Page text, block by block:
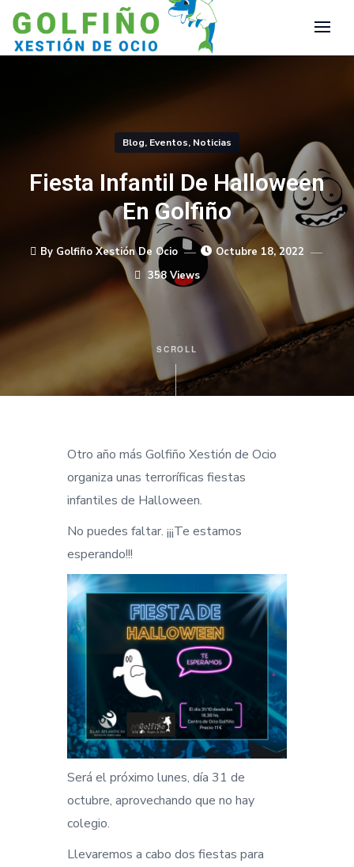
Blog, Eventos, Noticias
Fiesta Infantil De Halloween
En Golfiño
By Golfiño Xestión De Ocio
Octubre 18, 2022
358 Views
SCROLL
Otro año más Golfiño Xestión de Ocio
organiza unas terroríficas fiestas
infantiles de Halloween.
No puedes faltar. ¡¡¡Te estamos
esperando!!!
Será el próximo lunes, día 31 de
octubre, aprovechando que no hay
colegio.
Llevaremos a cabo dos fiestas para